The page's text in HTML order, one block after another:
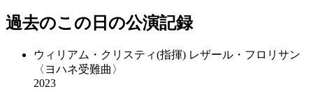
過去のこの日の公演記録
ウィリアム・クリスティ(指揮) レザール・フロリサン
〈ヨハネ受難曲〉
2023